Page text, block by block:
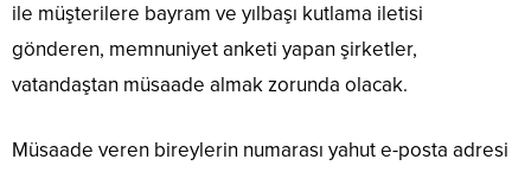
ile müşterilere bayram ve yılbaşı kutlama iletisi
gönderen, memnuniyet anketi yapan şirketler,
vatandaştan müsaade almak zorunda olacak.
Müsaade veren bireylerin numarası yahut e-posta adresi